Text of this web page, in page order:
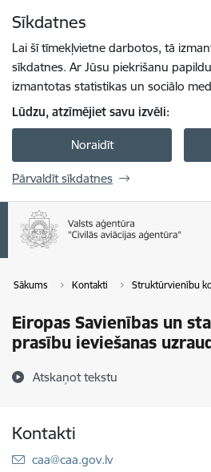
Sīkdatnes
Lai šī tīmekļvietne darbotos, tā
sīkdatnes. Ar Jūsu piekrišanu
izmantotas statistikas un sociālo
Lūdzu, atzīmējiet savu izvēli:
Noraidīt
Pārvaldīt sīkdatnes
Sākums Kontakti Struktūrvienību
Eiropas Savienības un
prasību ieviešanas
Atskaņot tekstu
Kontakti
E-pasts:
caa@caa.gov.lv